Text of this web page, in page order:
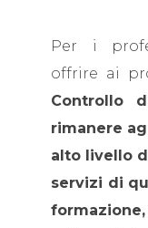
Per i
offrire ai
Controllo
rimanere
alto livello
servizi di